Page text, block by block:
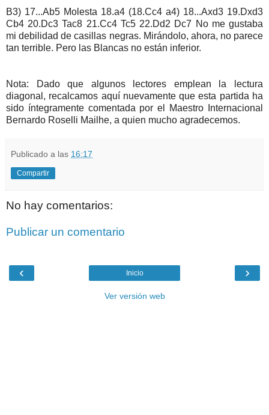
B3) 17...Ab5 Molesta 18.a4 (18.Cc4 a4) 18...Axd3 19.Dxd3
Cb4 20.Dc3 Tac8 21.Cc4 Tc5 22.Dd2 Dc7 No me gustaba
mi debilidad de casillas negras. Mirándolo, ahora, no parece
tan terrible. Pero las Blancas no están inferior.
Nota: Dado que algunos lectores emplean la lectura
diagonal, recalcamos aquí nuevamente que esta partida ha
sido íntegramente comentada por el Maestro Internacional
Bernardo Roselli Mailhe, a quien mucho agradecemos.
Publicado a las 16:17
Compartir
No hay comentarios:
Publicar un comentario
‹ ›
Inicio
Ver versión web